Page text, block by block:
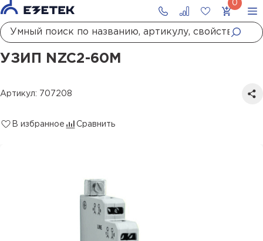
УЗИП слаботочных сетейУЗИП NZC2-60M
УЗИП NZC2-60M
Артикул: 707208
В избранное Сравнить